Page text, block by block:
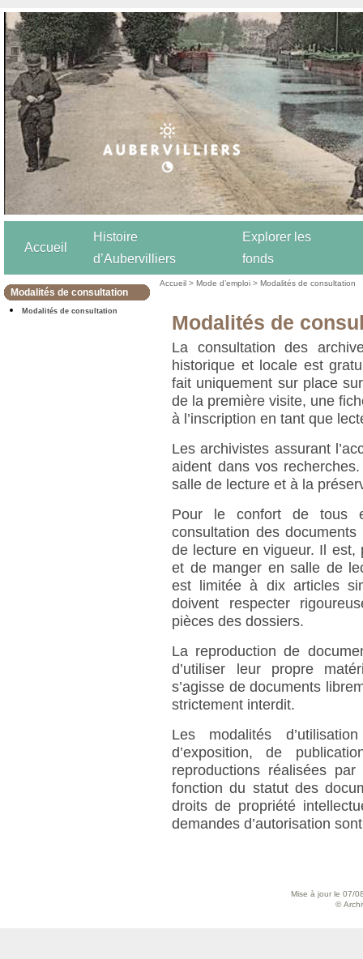
Accueil
Histoire
d’Aubervilliers
Explorer les
fonds
Modalités de consultation
Modalités de consultation
Accueil >Mode d’emploi >Modalités de consultation
Modalités de
La consultation des
historique et locale est
fait uniquement sur place
de la première visite, une
à l’inscription en tant que
Les archivistes assurant
aident dans vos
salle de lecture et à la
Pour le confort de tous
consultation des
de lecture en vigueur. Il est,
et de manger en salle de
est limitée à dix articles
doivent respecter
pièces des dossiers.
La reproduction de
d’utiliser leur propre
s’agisse de documents
strictement interdit.
Les modalités
d’exposition, de
reproductions réalisées
fonction du statut des
droits de propriété
demandes d’autorisation
Mise à jour le 07/
©